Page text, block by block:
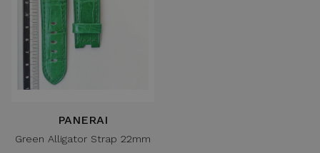
PANERAI
Green Alligator Strap 22mm